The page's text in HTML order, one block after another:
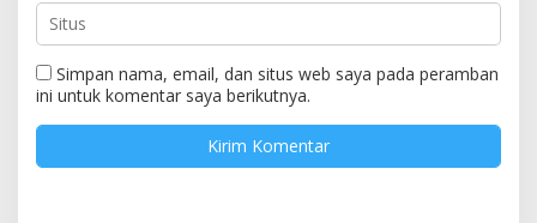
Simpan nama, email, dan situs web saya pada peramban
ini untuk komentar saya berikutnya.